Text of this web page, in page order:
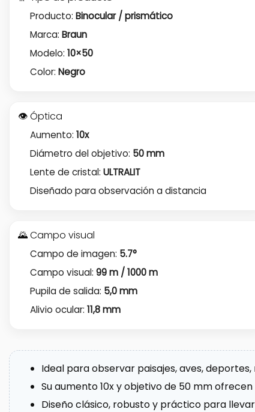
Producto: Binocular / prismático
Marca: Braun
Modelo: 10×50
Color: Negro
👁️ Óptica
Aumento: 10x
Diámetro del objetivo: 50 mm
Lente de cristal: ULTRALIT
Diseñado para observación a distancia
🌄 Campo visual
Campo de imagen: 5.7°
Campo visual: 99 m / 1000 m
Pupila de salida: 5,0 mm
Alivio ocular: 11,8 mm
Ideal para observar paisajes, aves,
Su aumento 10x y objetivo de 50 mm
Diseño clásico, robusto y práctico para